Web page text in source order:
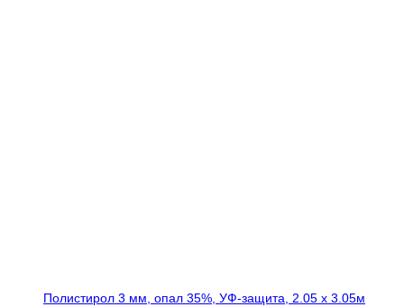
Полистирол 3 мм, опал 35%, УФ-защита, 2.05 х 3.05м